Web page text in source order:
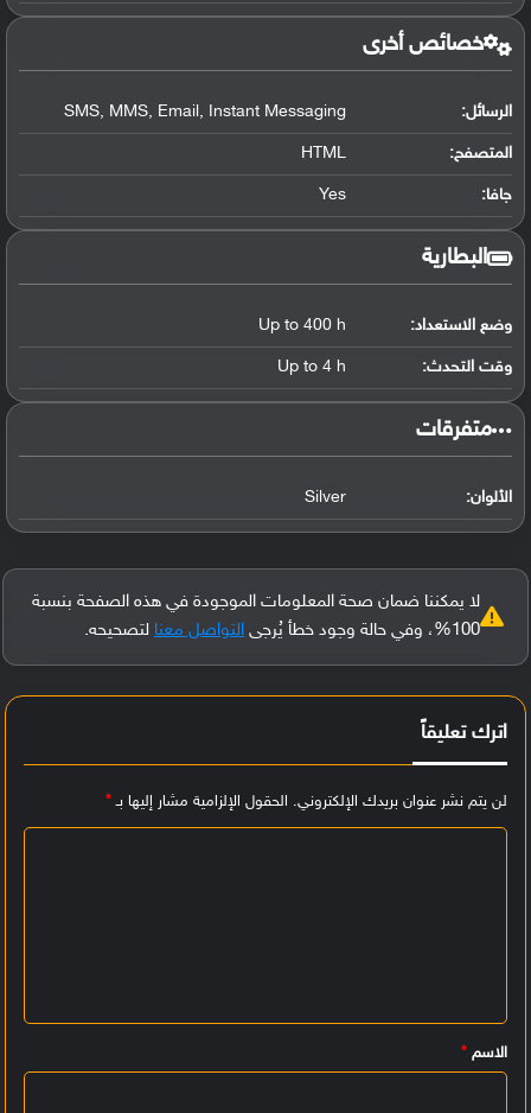
خصائص أخرى
الرسائل: SMS, MMS, Email, Instant Messaging
المتصفح: HTML
جافا: Yes
البطارية
وضع الاستعداد: Up to 400 h
وقت التحدث: Up to 4 h
‏متفرقات‏
الألوان: Silver
لا يمكننا ضمان صحة المعلومات الموجودة في هذه الصفحة بنسبة
100%، وفي حالة وجود خطأ يُرجى
التواصل معنا لتصحيحه.
اترك تعليقاً
لن يتم نشر عنوان بريدك الإلكتروني. الحقول الإلزامية مشار إليها بـ*
ي
ق
الاسم *